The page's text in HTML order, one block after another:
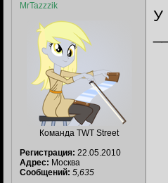
MrTazzzik
Команда TWT Street
Регистрация: 22.05.2010
Адрес: Москва
Сообщений: 5,635
У